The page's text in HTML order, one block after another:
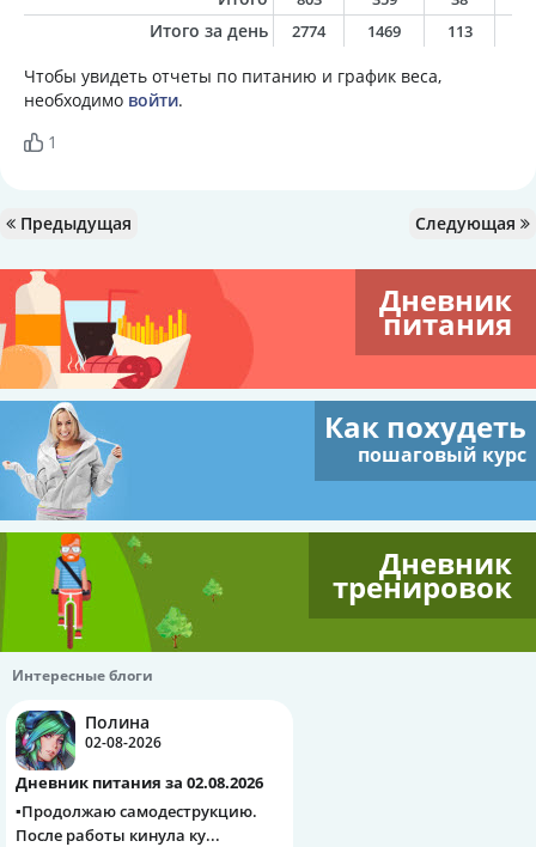
Итого за день 2774 1469 113
Чтобы увидеть отчеты по питанию и график веса,
необходимо войти.
1
Предыдущая Следующая
Дневник
питания
Как похудеть
пошаговый курс
Дневник
тренировок
Интересные блоги
Полина
02-08-2026
Дневник питания за 02.08.2026
▪️Продолжаю самодеструкцию.
После работы кинула ку...